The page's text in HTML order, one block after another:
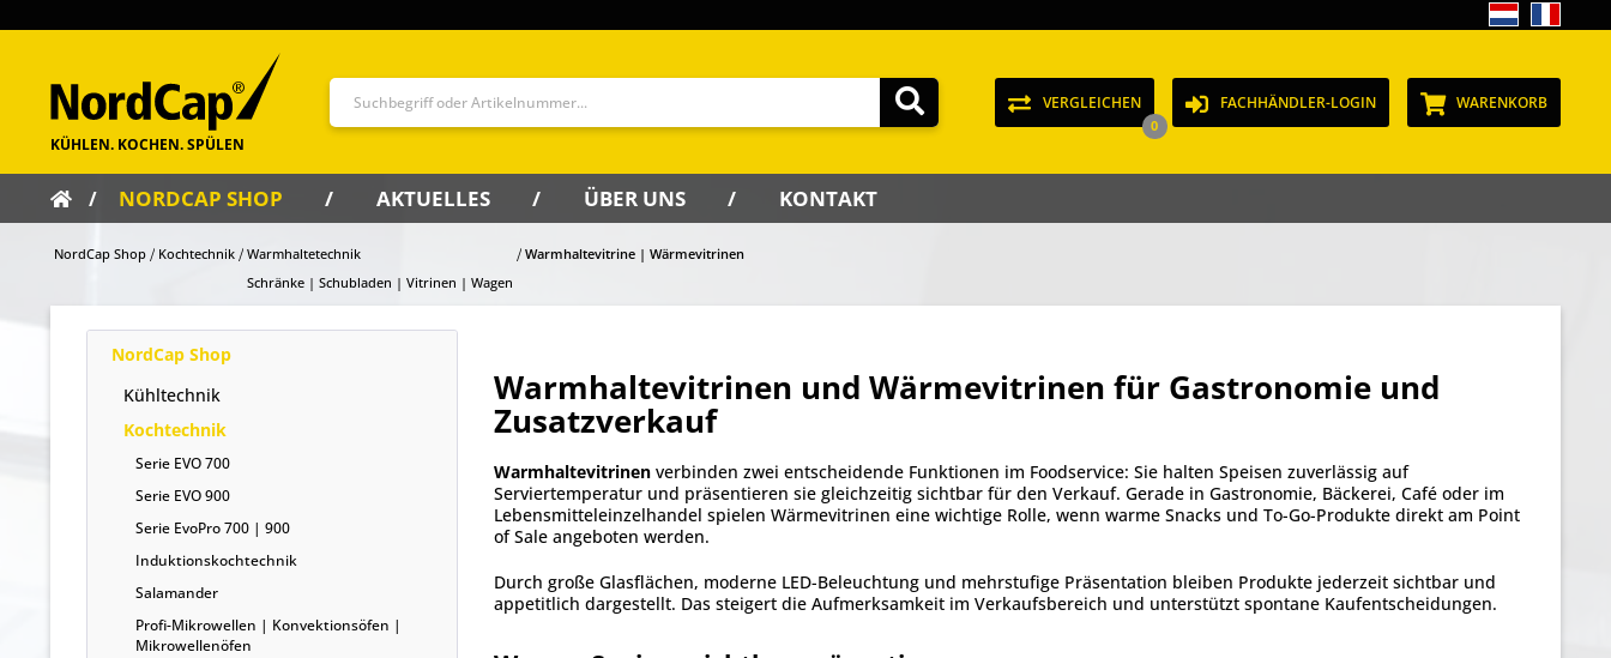
VERGLEICHEN
0
FACHHÄNDLER-LOGIN WARENKORB
NORDCAP SHOP AKTUELLES ÜBER UNS KONTAKT
NordCap Shop Kochtechnik
Warmhaltetechnik
Schränke | Schubladen | Vitrinen | Wagen
Warmhaltevitrine | Wärmevitrinen
NordCap Shop
Kühltechnik
Kochtechnik
Serie EVO 700
Serie EVO 900
Serie EvoPro 700 | 900
Induktionskochtechnik
Salamander
Profi-Mikrowellen | Konvektionsöfen |
Mikrowellenöfen
Warmhaltevitrinen und Wärmevitrinen für Gastronomie und
Zusatzverkauf
Warmhaltevitrinen verbinden zwei entscheidende Funktionen im Foodservice: Sie halten Speisen zuverlässig auf
Serviertemperatur und präsentieren sie gleichzeitig sichtbar für den Verkauf. Gerade in Gastronomie, Bäckerei, Café oder im
Lebensmitteleinzelhandel spielen Wärmevitrinen eine wichtige Rolle, wenn warme Snacks und To-Go-Produkte direkt am Point
of Sale angeboten werden.
Durch große Glasflächen, moderne LED-Beleuchtung und mehrstufige Präsentation bleiben Produkte jederzeit sichtbar und
appetitlich dargestellt. Das steigert die Aufmerksamkeit im Verkaufsbereich und unterstützt spontane Kaufentscheidungen.